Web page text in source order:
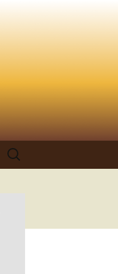
Suchen
nach: